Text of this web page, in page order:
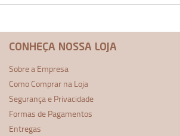
CONHEÇA NOSSA LOJA
Sobre a Empresa
Como Comprar na Loja
Segurança e Privacidade
Formas de Pagamentos
Entregas